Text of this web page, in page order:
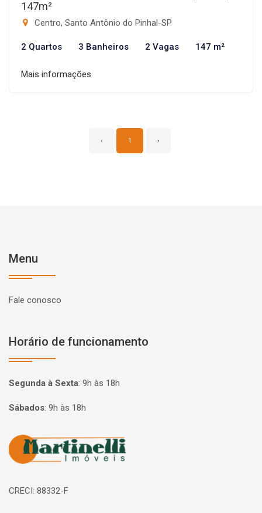
147m²
Centro, Santo Antônio do Pinhal-SP
2 Quartos 3 Banheiros 2 Vagas 147 m²
Mais informações
‹ 1 ›
Menu
Fale conosco
Horário de funcionamento
Segunda à Sexta: 9h às 18h
Sábados: 9h às 18h
Página inicial
CRECI: 88332-F